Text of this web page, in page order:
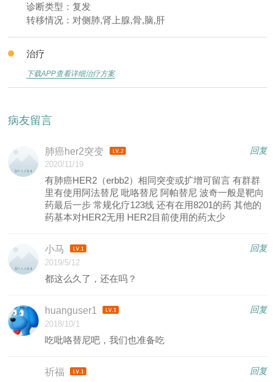
诊断类型：复发
转移情况：对侧肺,肾上腺,骨,脑,肝
治疗
下载APP查看详细治疗方案
病友留言
回复
肺癌her2突变
2020/11/19
有肺癌HER2（erbb2）相同突变或扩增可留言 有群群
里有使用阿法替尼 吡咯替尼 阿帕替尼 波奇一般是靶向
药最后一步 常规化疗123线 还有在用8201的药 其他的
药基本对HER2无用 HER2目前使用的药太少
回复
小马
2019/5/12
都这么久了，还在吗？
回复
huanguser1
2018/10/1
吃吡咯替尼吧，我们也准备吃
回复
祈福